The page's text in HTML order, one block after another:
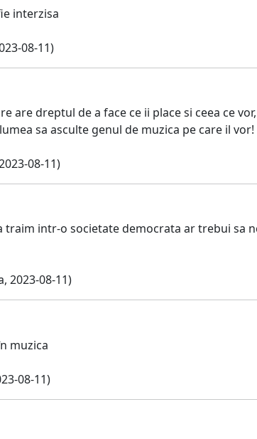
interzisa
08-11)
are dreptul de a face ce ii place si ceea ce
sa asculte genul de muzica pe care il vor!
08-11)
traim intr-o societate democrata ar trebui sa
2023-08-11)
muzica
08-11)